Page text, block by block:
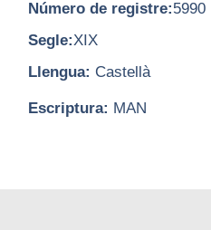
Número de registre:5990
Segle:XIX
Llengua: Castellà
Escriptura: MAN